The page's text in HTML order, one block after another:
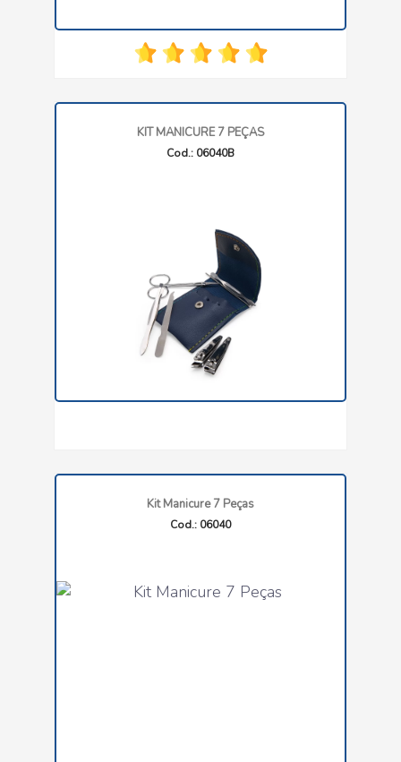
KIT MANICURE 7 PEÇAS
Cod.: 06040B
Kit Manicure 7 Peças
Cod.: 06040